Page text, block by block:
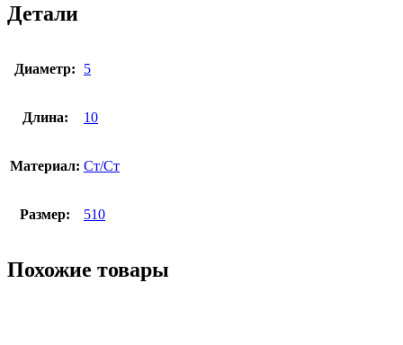
Детали
Диаметр: 5
Длина: 10
Материал: Ст/Ст
Размер: 510
Похожие товары